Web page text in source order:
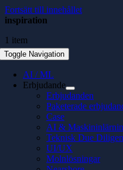
Fortsätt till innehållet
Toggle Navigation
AI / ML
Erbjudande
Erbjudanden
Paketerade
Case
AI &
Teknisk Due
UI/UX
Molnlösningar
inspiration
1 item